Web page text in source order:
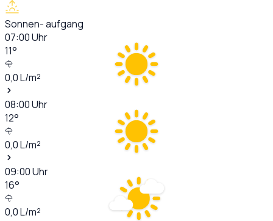
Sonnen- aufgang
07:00Uhr
11°
0,0L/m²
08:00Uhr
12°
0,0L/m²
09:00Uhr
16°
0,0L/m²